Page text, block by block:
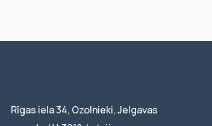
Rīgas iela 34, Ozolnieki, Jelgavas